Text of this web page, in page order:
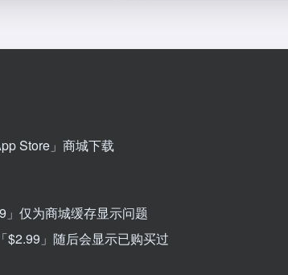
Store」商城下载
仅为商城缓存显示问题
$2.99」随后会显示已购买过